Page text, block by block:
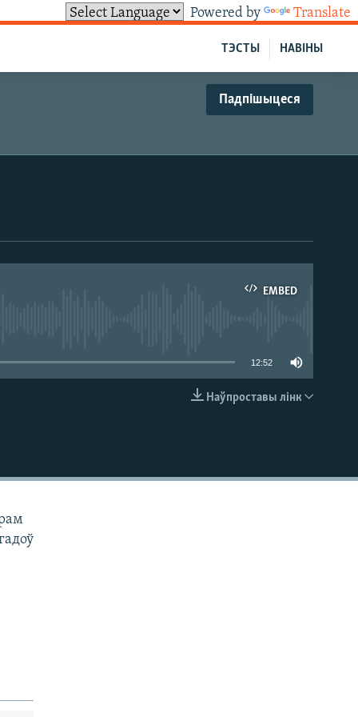
Powered by Translate
НАВІНЫ
ТЭСТЫ
Падпішыцеся
EMBED
12:52
Наўпроставы лінк